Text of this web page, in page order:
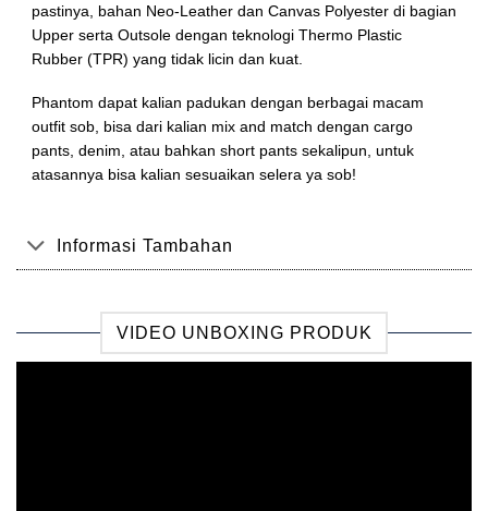
pastinya, bahan Neo-Leather dan Canvas Polyester di bagian
Upper serta Outsole dengan teknologi Thermo Plastic
Rubber (TPR) yang tidak licin dan kuat.
Phantom dapat kalian padukan dengan berbagai macam
outfit sob, bisa dari kalian mix and match dengan cargo
pants, denim, atau bahkan short pants sekalipun, untuk
atasannya bisa kalian sesuaikan selera ya sob!
Informasi Tambahan
VIDEO UNBOXING PRODUK